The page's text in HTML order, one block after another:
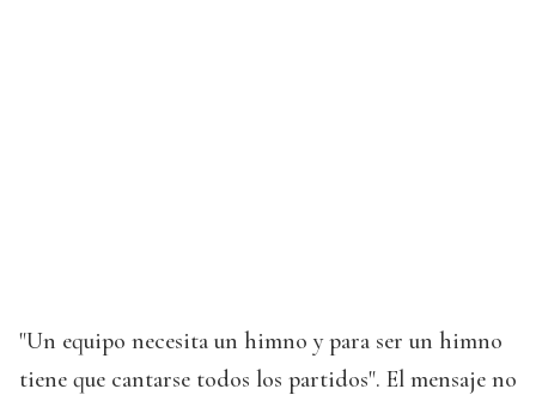
"Un equipo necesita un himno y para ser un himno
tiene que cantarse todos los partidos". El mensaje no